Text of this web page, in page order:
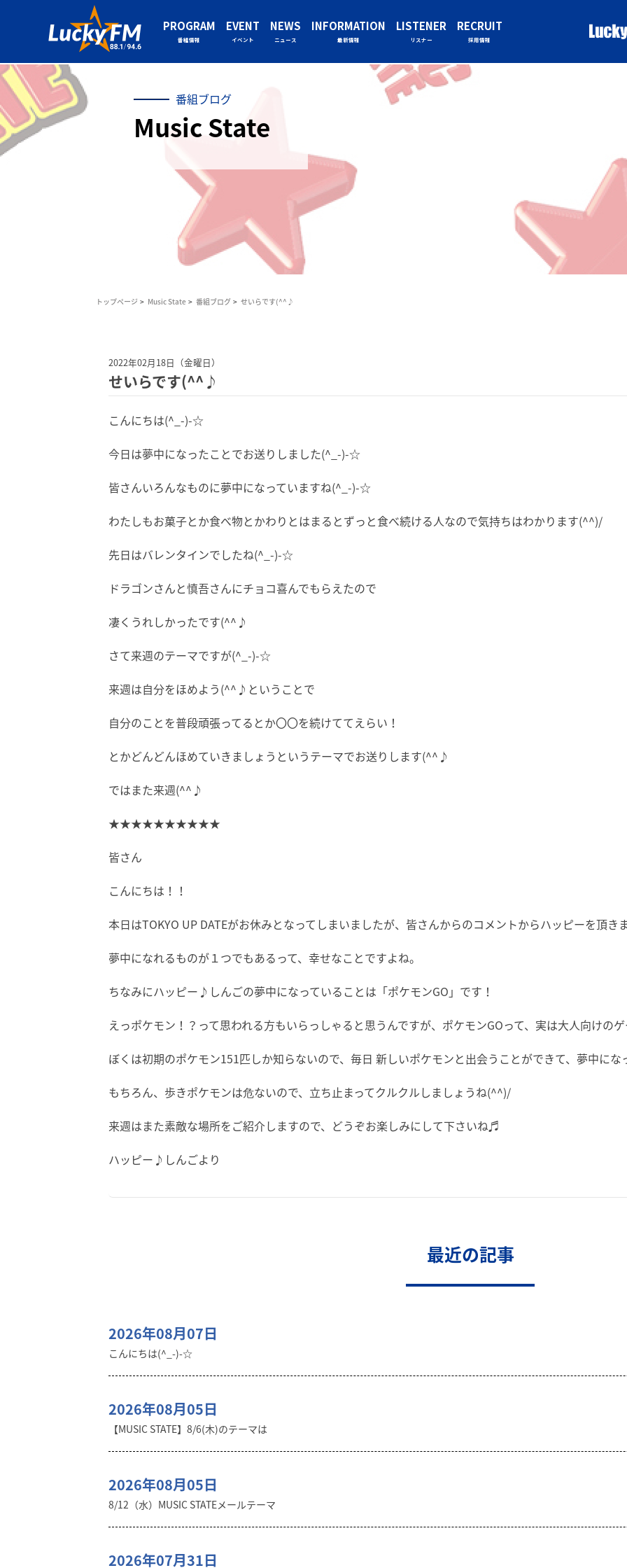
PROGRAM
番組情報
EVENT
イベント
NEWS
ニュース
INFORMATION
最新情報
LISTENER
リスナー
RECRUIT
採用情報
番組ブログ
Music State
トップページ Music State 番組ブログ せいらです(^^♪
2022年02月18日（金曜日）
せいらです(^^♪
こんにちは(^_-)-☆
今日は夢中になったことでお送りしました(^_-)-☆
皆さんいろんなものに夢中になっていますね(^_-)-☆
わたしもお菓子とか食べ物とかわりとはまるとずっと食べ続ける人なので気持ちはわかります(^^)/
先日はバレンタインでしたね(^_-)-☆
ドラゴンさんと慎吾さんにチョコ喜んでもらえたので
凄くうれしかったです(^^♪
さて来週のテーマですが(^_-)-☆
来週は自分をほめよう(^^♪ということで
自分のことを普段頑張ってるとか〇〇を続けててえらい！
とかどんどんほめていきましょうというテーマでお送りします(^^♪
ではまた来週(^^♪
★★★★★★★★★★
皆さん
こんにちは！！
本日はTOKYO UP DATEがお休みとなってしまいましたが、皆さんからのコメントからハッピーを頂
夢中になれるものが１つでもあるって、幸せなことですよね。
ちなみにハッピー♪しんごの夢中になっていることは「ポケモンGO」です！
えっポケモン！？って思われる方もいらっしゃると思うんですが、ポケモンGOって、実は大人向けのゲ
ぼくは初期のポケモン151匹しか知らないので、毎日 新しいポケモンと出会うことができて、夢中にな
もちろん、歩きポケモンは危ないので、立ち止まってクルクルしましょうね(^^)/
来週はまた素敵な場所をご紹介しますので、どうぞお楽しみにして下さいね♬
ハッピー♪しんごより
最近の記事
2026年08月07日
こんにちは(^_-)-☆
2026年08月05日
【MUSIC STATE】8/6(木)のテーマは
2026年08月05日
8/12（水）MUSIC STATEメールテーマ
2026年07月31日